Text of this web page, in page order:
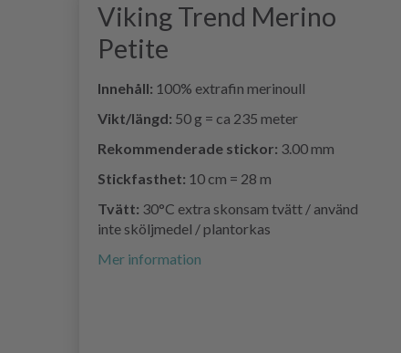
Viking Trend Merino
Petite
Innehåll: 100% extrafin merinoull
Vikt/längd: 50 g = ca 235 meter
Rekommenderade stickor: 3.00 mm
Stickfasthet: 10 cm = 28 m
Tvätt: 30°C extra skonsam tvätt / använd
inte sköljmedel / plantorkas
Mer information